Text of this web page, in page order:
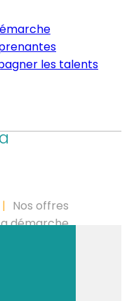
les talents
Nos offres
démarche